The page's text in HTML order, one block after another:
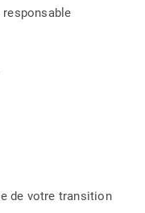
de votre transition